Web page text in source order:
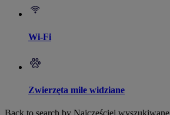
Wi-Fi
Zwierzęta mile widziane